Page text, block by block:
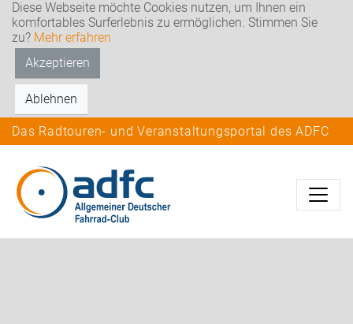
Diese Webseite möchte Cookies nutzen, um Ihnen ein
komfortables Surferlebnis zu ermöglichen. Stimmen Sie
zu? Mehr erfahren
Akzeptieren
Ablehnen
Das Radtouren- und Veranstaltungsportal des ADFC